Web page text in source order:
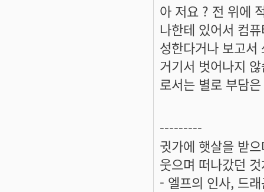
아 저요 ? 전 위에
나한테 있어서 컴
성한다거나 보고
거기서 벗어나지
로서는 별로 부담
---------
귓가에 햇살을 받
웃으며 떠나갔던
- 엘프의 인사, 드